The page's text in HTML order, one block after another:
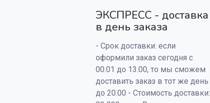
ЭКСПРЕСС - доставка
в день заказа
- Срок доставки: если
оформили заказ сегодня с
00.01 до 13.00, то мы сможем
доставить заказ в тот же день
до 20.00 - Стоимость доставки: